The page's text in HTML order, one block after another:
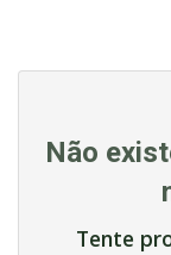
Não
Tente